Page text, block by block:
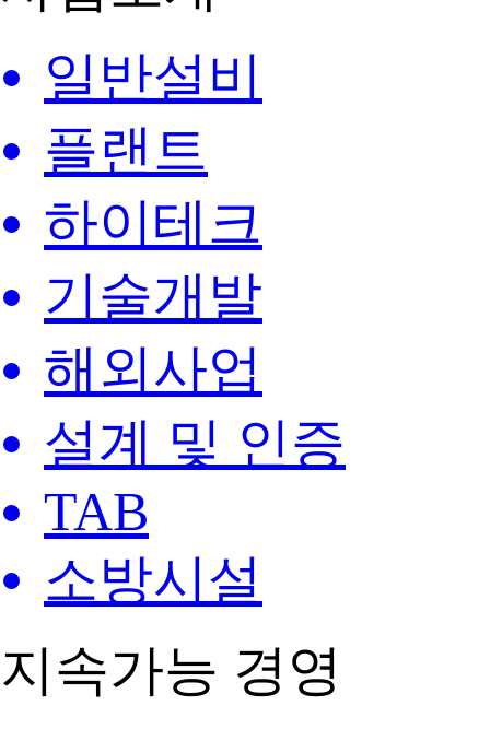
일반설비
플랜트
하이테크
기술개발
해외사업
설계 및 인증
TAB
소방시설
지속가능 경영